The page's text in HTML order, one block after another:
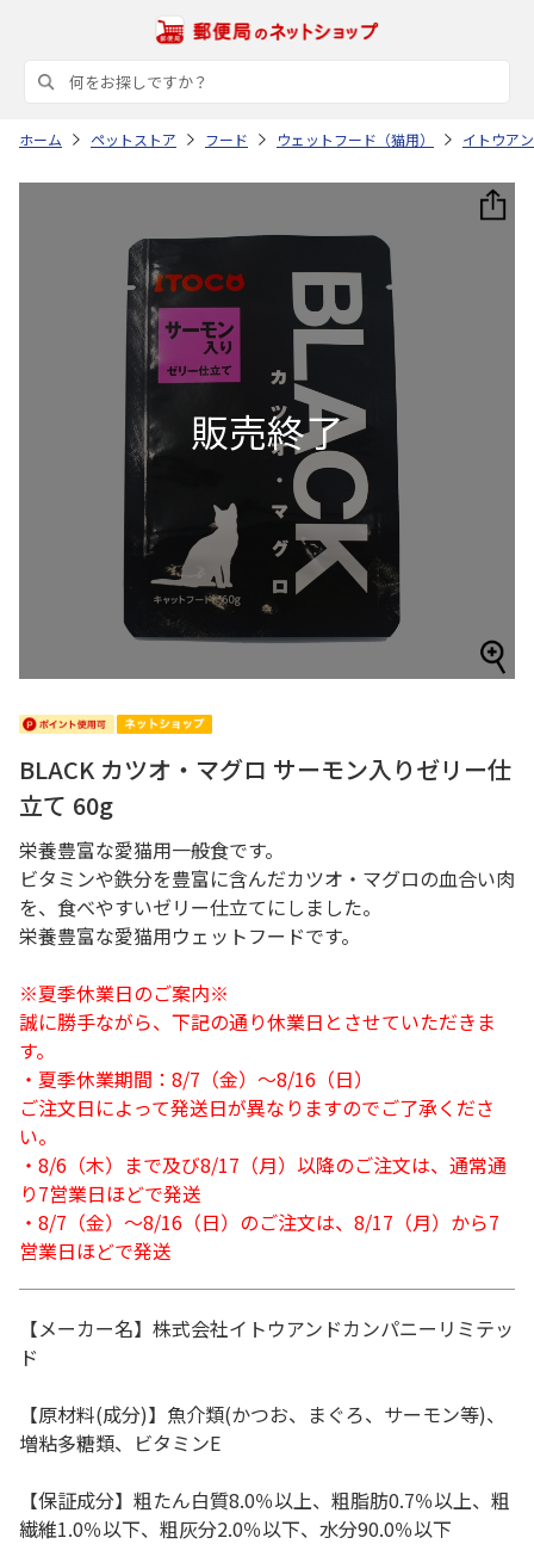
ホーム ペットストア フード ウェットフード（猫用） イトウア
BLACK カツオ・マグロ サーモン入りゼリー仕
立て 60g
栄養豊富な愛猫用一般食です。
ビタミンや鉄分を豊富に含んだカツオ・マグロの血合い肉
を、食べやすいゼリー仕立てにしました。
栄養豊富な愛猫用ウェットフードです。
※夏季休業日のご案内※
誠に勝手ながら、下記の通り休業日とさせていただきま
す。
・夏季休業期間：8/7（金）～8/16（日）
ご注文日によって発送日が異なりますのでご了承くださ
い。
・8/6（木）まで及び8/17（月）以降のご注文は、通常通
り7営業日ほどで発送
・8/7（金）～8/16（日）のご注文は、8/17（月）から7
営業日ほどで発送
【メーカー名】株式会社イトウアンドカンパニーリミテッ
ド
【原材料(成分)】魚介類(かつお、まぐろ、サーモン等)、
増粘多糖類、ビタミンE
【保証成分】粗たん白質8.0％以上、粗脂肪0.7％以上、粗
繊維1.0％以下、粗灰分2.0％以下、水分90.0％以下